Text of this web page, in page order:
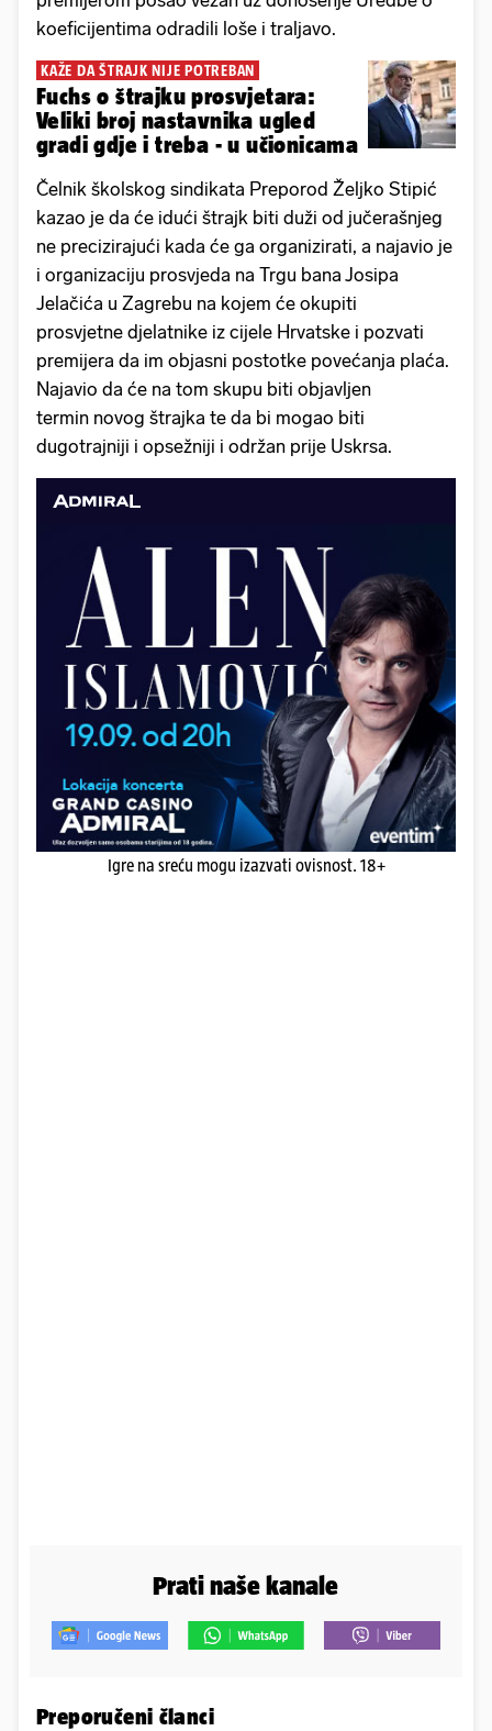
koeficijentima odradili loše i traljavo.
KAŽE DA ŠTRAJK NIJE POTREBAN
Fuchs o štrajku prosvjetara:
Veliki broj nastavnika ugled
gradi gdje i treba - u učionicama
Čelnik školskog sindikata Preporod Željko Stipić
kazao je da će idući štrajk biti duži od jučerašnjeg
ne precizirajući kada će ga organizirati, a najavio je
i organizaciju prosvjeda na Trgu bana Josipa
Jelačića u Zagrebu na kojem će okupiti
prosvjetne djelatnike iz cijele Hrvatske i pozvati
premijera da im objasni postotke povećanja plaća.
Najavio da će na tom skupu biti objavljen
termin novog štrajka te da bi mogao biti
dugotrajniji i opsežniji i održan prije Uskrsa.
Igre na sreću mogu izazvati ovisnost. 18+
Prati naše kanale
Preporučeni članci